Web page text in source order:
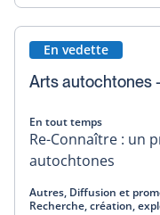
En vedette
Arts autochtones
En tout temps
Re-Connaître : un
autochtones
Autres, Diffusion et
Recherche, création,